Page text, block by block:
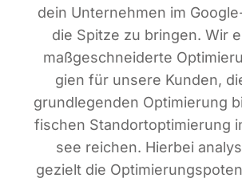
dein Unter­neh­men im
die Spit­ze zu brin­gen. Wir
maß­ge­schnei­der­te
gien für unse­re Kun­den,
grund­le­gen­den Opti­mie­rung
fi­schen Stand­ort­op­ti­mie­rung
see rei­chen. Hier­bei
gezielt die